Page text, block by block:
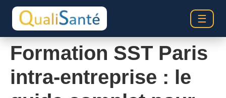
☰
Formation SST Paris
intra-entreprise : le